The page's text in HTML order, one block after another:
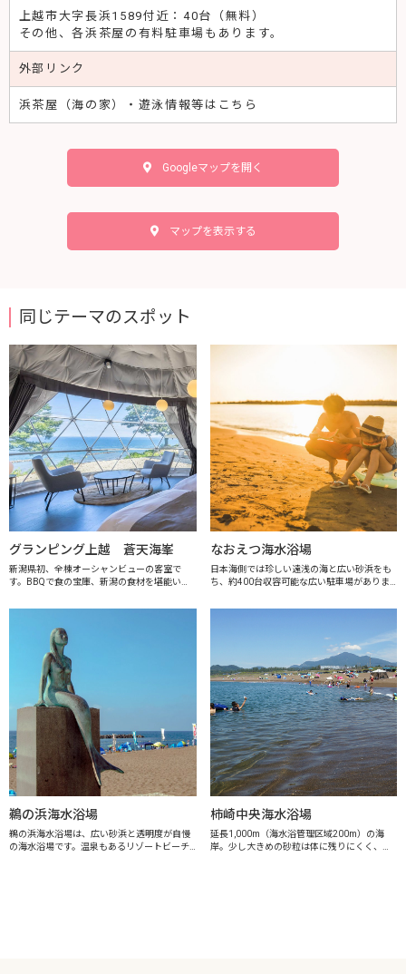
上越市大字長浜1589付近：40台（無料）
その他、各浜茶屋の有料駐車場もあります。
外部リンク
浜茶屋（海の家）・遊泳情報等はこちら
マップを表示する
Googleマップを開く
同じテーマのスポット
グランピング上越 蒼天海峯
新潟県初、全棟オーシャンビューの客室で
す。BBQで食の宝庫、新潟の食材を堪能いた
なおえつ海水浴場
日本海側では珍しい遠浅の海と広い砂浜をも
ち、約400台収容可能な広い駐車場がありま
ろん、遠くは関東方面からも海水浴客が訪れ
鵜の浜海水浴場
鵜の浜海水浴場は、広い砂浜と透明度が自慢
の海水浴場です。温泉もあるリゾートビーチ
柿崎中央海水浴場
延長1,000m（海水浴管理区域200m）の海
岸。少し大きめの砂粒は体に残りにくく、浜